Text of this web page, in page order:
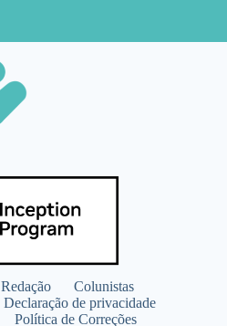
Redação
Colunistas
Declaração de privacidade
Política de Correções